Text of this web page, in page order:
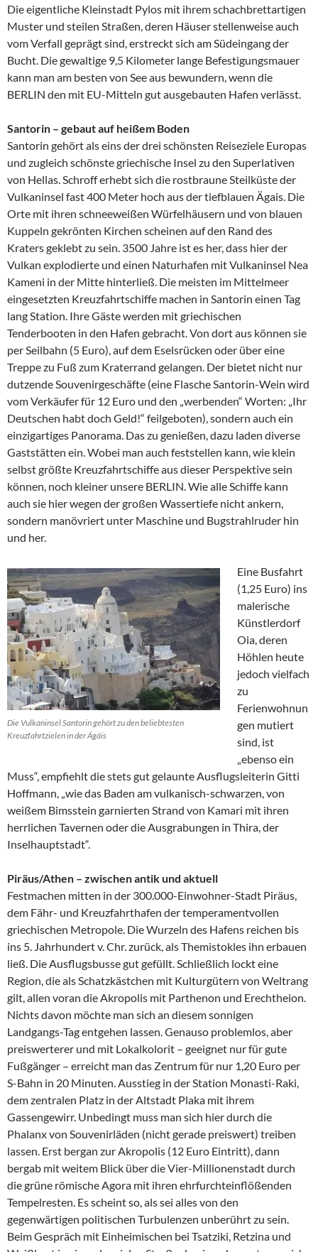
Die eigentliche Kleinstadt Pylos mit ihrem schachbrettartigen
Muster und steilen Straßen, deren Häuser stellenweise auch
vom Verfall geprägt sind, erstreckt sich am Südeingang der
Bucht. Die gewaltige 9,5 Kilometer lange Befestigungsmauer
kann man am besten von See aus bewundern, wenn die
BERLIN den mit EU-Mitteln gut ausgebauten Hafen verlässt.
Santorin – gebaut auf heißem Boden
Santorin gehört als eins der drei schönsten Reiseziele Europas
und zugleich schönste griechische Insel zu den Superlativen
von Hellas. Schroff erhebt sich die rostbraune Steilküste der
Vulkaninsel fast 400 Meter hoch aus der tiefblauen Ägais. Die
Orte mit ihren schneeweißen Würfelhäusern und von blauen
Kuppeln gekrönten Kirchen scheinen auf den Rand des
Kraters geklebt zu sein. 3500 Jahre ist es her, dass hier der
Vulkan explodierte und einen Naturhafen mit Vulkaninsel Nea
Kameni in der Mitte hinterließ. Die meisten im Mittelmeer
eingesetzten Kreuzfahrtschiffe machen in Santorin einen Tag
lang Station. Ihre Gäste werden mit griechischen
Tenderbooten in den Hafen gebracht. Von dort aus können sie
per Seilbahn (5 Euro), auf dem Eselsrücken oder über eine
Treppe zu Fuß zum Kraterrand gelangen. Der bietet nicht nur
dutzende Souvenirgeschäfte (eine Flasche Santorin-Wein wird
vom Verkäufer für 12 Euro und den „werbenden“ Worten: „Ihr
Deutschen habt doch Geld!“ feilgeboten), sondern auch ein
einzigartiges Panorama. Das zu genießen, dazu laden diverse
Gaststätten ein. Wobei man auch feststellen kann, wie klein
selbst größte Kreuzfahrtschiffe aus dieser Perspektive sein
können, noch kleiner unsere BERLIN. Wie alle Schiffe kann
auch sie hier wegen der großen Wassertiefe nicht ankern,
sondern manövriert unter Maschine und Bugstrahlruder hin
und her.
Die Vulkaninsel Santorin gehört zu den beliebtesten
Kreuzfahrtzielen in der Ägäis
Eine Busfahrt
(1,25 Euro) ins
malerische
Künstlerdorf
Oia, deren
Höhlen heute
jedoch vielfach
zu
Ferienwohnun
gen mutiert
sind, ist
„ebenso ein
Muss“, empfiehlt die stets gut gelaunte Ausflugsleiterin Gitti
Hoffmann, „wie das Baden am vulkanisch-schwarzen, von
weißem Bimsstein garnierten Strand von Kamari mit ihren
herrlichen Tavernen oder die Ausgrabungen in Thira, der
Inselhauptstadt“.
Piräus/Athen – zwischen antik und aktuell
Festmachen mitten in der 300.000-Einwohner-Stadt Piräus,
dem Fähr- und Kreuzfahrthafen der temperamentvollen
griechischen Metropole. Die Wurzeln des Hafens reichen bis
ins 5. Jahrhundert v. Chr. zurück, als Themistokles ihn erbauen
ließ. Die Ausflugsbusse gut gefüllt. Schließlich lockt eine
Region, die als Schatzkästchen mit Kulturgütern von Weltrang
gilt, allen voran die Akropolis mit Parthenon und Erechtheion.
Nichts davon möchte man sich an diesem sonnigen
Landgangs-Tag entgehen lassen. Genauso problemlos, aber
preiswerterer und mit Lokalkolorit – geeignet nur für gute
Fußgänger – erreicht man das Zentrum für nur 1,20 Euro per
S-Bahn in 20 Minuten. Ausstieg in der Station Monasti-Raki,
dem zentralen Platz in der Altstadt Plaka mit ihrem
Gassengewirr. Unbedingt muss man sich hier durch die
Phalanx von Souvenirläden (nicht gerade preiswert) treiben
lassen. Erst bergan zur Akropolis (12 Euro Eintritt), dann
bergab mit weitem Blick über die Vier-Millionenstadt durch
die grüne römische Agora mit ihren ehrfurchteinflößenden
Tempelresten. Es scheint so, als sei alles von den
gegenwärtigen politischen Turbulenzen unberührt zu sein.
Beim Gespräch mit Einheimischen bei Tsatziki, Retzina und